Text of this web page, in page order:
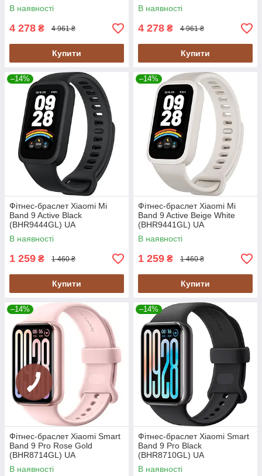
В наявності
4 278 ₴ 4 961 ₴
Купити
В наявності
4 278 ₴ 4 961 ₴
Купити
–14%
Фітнес-браслет Xiaomi Mi
Band 9 Active Black
(BHR9444GL) UA
В наявності
1 259 ₴ 1 460 ₴
Купити
–14%
Фітнес-браслет Xiaomi Mi
Band 9 Active Beige White
(BHR9441GL) UA
В наявності
1 259 ₴ 1 460 ₴
Купити
–14%
Фітнес-браслет Xiaomi Smart
Band 9 Pro Rose Gold
(BHR8714GL) UA
В наявності
–14%
Фітнес-браслет Xiaomi Smart
Band 9 Pro Black
(BHR8710GL) UA
В наявності